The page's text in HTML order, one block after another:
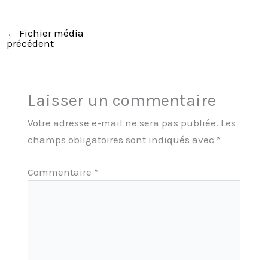
← Fichier média
précédent
Laisser un commentaire
Votre adresse e-mail ne sera pas publiée. Les
champs obligatoires sont indiqués avec *
Commentaire *